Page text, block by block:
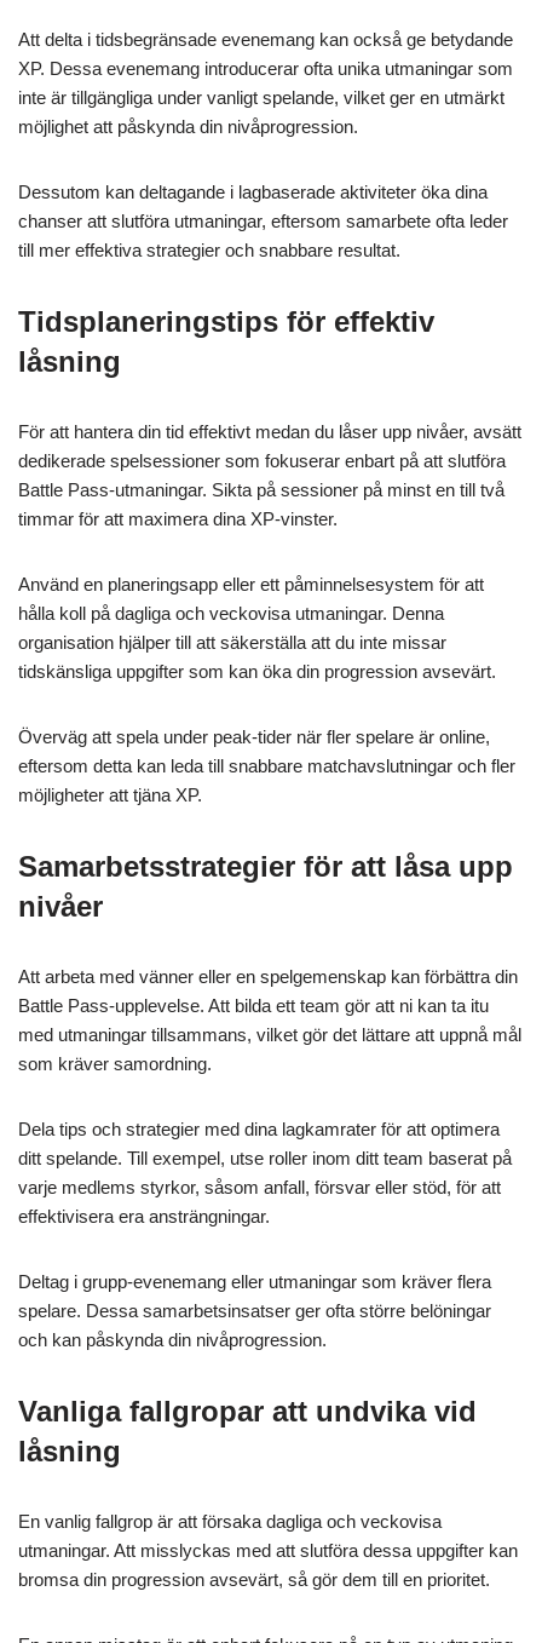
Att delta i tidsbegränsade evenemang kan också ge betydande
XP. Dessa evenemang introducerar ofta unika utmaningar som
inte är tillgängliga under vanligt spelande, vilket ger en utmärkt
möjlighet att påskynda din nivåprogression.
Dessutom kan deltagande i lagbaserade aktiviteter öka dina
chanser att slutföra utmaningar, eftersom samarbete ofta leder
till mer effektiva strategier och snabbare resultat.
Tidsplaneringstips för effektiv
låsning
För att hantera din tid effektivt medan du låser upp nivåer, avsätt
dedikerade spelsessioner som fokuserar enbart på att slutföra
Battle Pass-utmaningar. Sikta på sessioner på minst en till två
timmar för att maximera dina XP-vinster.
Använd en planeringsapp eller ett påminnelsesystem för att
hålla koll på dagliga och veckovisa utmaningar. Denna
organisation hjälper till att säkerställa att du inte missar
tidskänsliga uppgifter som kan öka din progression avsevärt.
Överväg att spela under peak-tider när fler spelare är online,
eftersom detta kan leda till snabbare matchavslutningar och fler
möjligheter att tjäna XP.
Samarbetsstrategier för att låsa upp
nivåer
Att arbeta med vänner eller en spelgemenskap kan förbättra din
Battle Pass-upplevelse. Att bilda ett team gör att ni kan ta itu
med utmaningar tillsammans, vilket gör det lättare att uppnå mål
som kräver samordning.
Dela tips och strategier med dina lagkamrater för att optimera
ditt spelande. Till exempel, utse roller inom ditt team baserat på
varje medlems styrkor, såsom anfall, försvar eller stöd, för att
effektivisera era ansträngningar.
Deltag i grupp-evenemang eller utmaningar som kräver flera
spelare. Dessa samarbetsinsatser ger ofta större belöningar
och kan påskynda din nivåprogression.
Vanliga fallgropar att undvika vid
låsning
En vanlig fallgrop är att försaka dagliga och veckovisa
utmaningar. Att misslyckas med att slutföra dessa uppgifter kan
bromsa din progression avsevärt, så gör dem till en prioritet.